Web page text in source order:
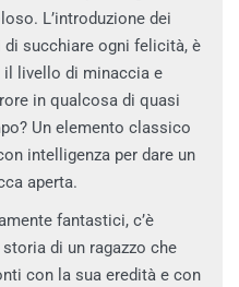
L’introduzione dei
succhiare ogni felicità, è
il livello di minaccia e
in qualcosa di quasi
Un elemento classico
intelligenza per dare un
aperta.
fantastici, c’è
di un ragazzo che
con la sua eredità e con